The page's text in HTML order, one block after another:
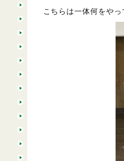
こちらは一体何をや